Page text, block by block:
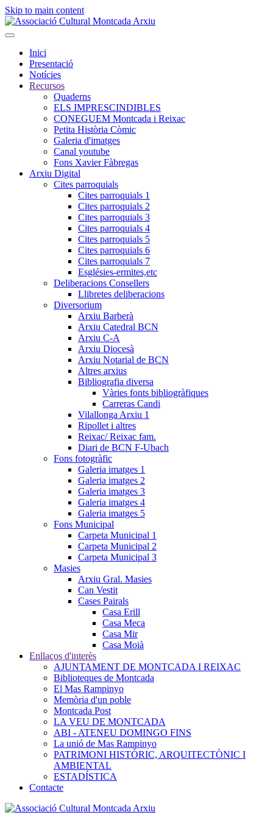
Skip to main content
Inici
Presentació
Notícies
Recursos
Quaderns
ELS IMPRESCINDIBLES
CONEGUEM Montcada i Reixac
Petita Història Còmic
Galeria d'imatges
Canal youtube
Fons Xavier Fàbregas
Arxiu Digital
Cites parroquials
Cites parroquials 1
Cites parroquials 2
Cites parroquials 3
Cites parroquials 4
Cites parroquials 5
Cites parroquials 6
Cites parroquials 7
Esglésies-ermites,etc
Deliberacions Consellers
Llibretes deliberacions
Diversorium
Arxiu Barberà
Arxiu Catedral BCN
Arxiu C-A
Arxiu Diocesà
Arxiu Notarial de BCN
Altres arxius
Bibliografia diversa
Vàries fonts bibliogràfiques
Carreras Candi
Vilallonga Arxiu 1
Ripollet i altres
Reixac/ Reixac fam.
Diari de BCN F-Ubach
Fons fotogràfic
Galeria imatges 1
Galeria imatges 2
Galeria imatges 3
Galeria imatges 4
Galeria imatges 5
Fons Municipal
Carpeta Municipal 1
Carpeta Municipal 2
Carpeta Municipal 3
Masies
Arxiu Gral. Masies
Can Vestit
Cases Pairals
Casa Erill
Casa Meca
Casa Mir
Casa Moià
Enllaços d'interès
AJUNTAMENT DE MONTCADA I REIXAC
Biblioteques de Montcada
El Mas Rampinyo
Memòria d'un poble
Montcada Post
LA VEU DE MONTCADA
ABI - ATENEU DOMINGO FINS
La unió de Mas Rampinyo
PATRIMONI HISTÒRIC, ARQUITECTÒNIC I
AMBIENTAL
ESTADÍSTICA
Contacte